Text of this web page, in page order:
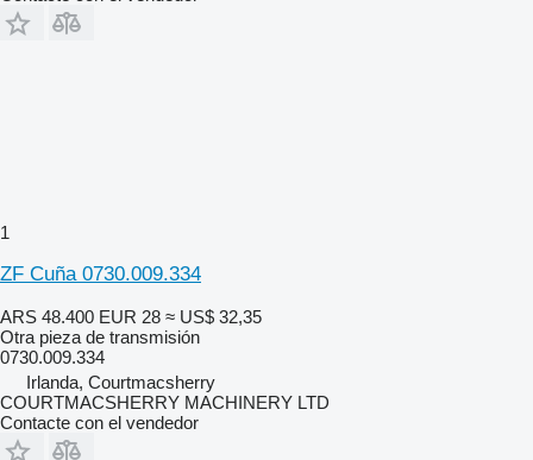
1
ZF Cuña 0730.009.334
ARS 48.400 EUR 28 ≈ US$ 32,35
Otra pieza de transmisión
0730.009.334
Irlanda, Courtmacsherry
COURTMACSHERRY MACHINERY LTD
Contacte con el vendedor